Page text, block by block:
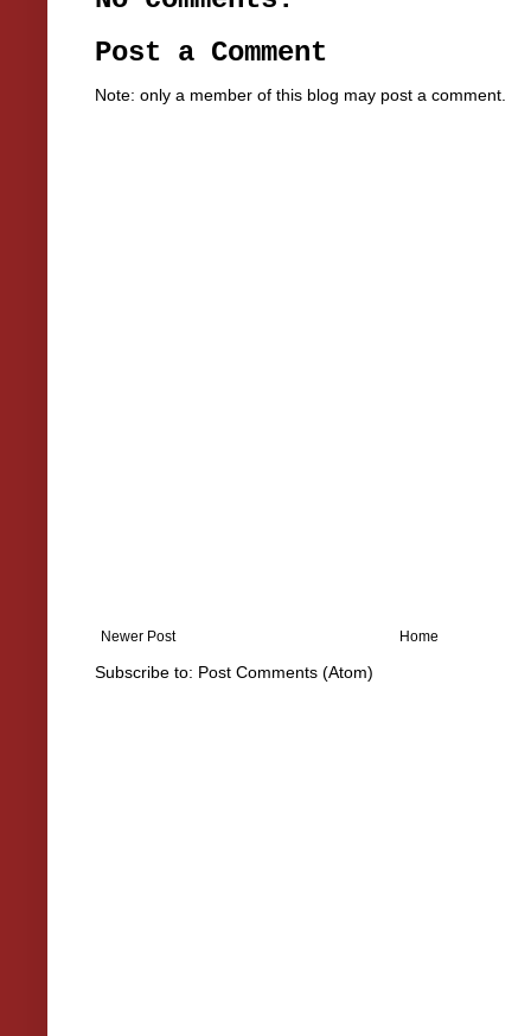
Post a Comment
Note: only a member of this blog may post a comment.
Newer Post Home
Subscribe to: Post Comments (Atom)